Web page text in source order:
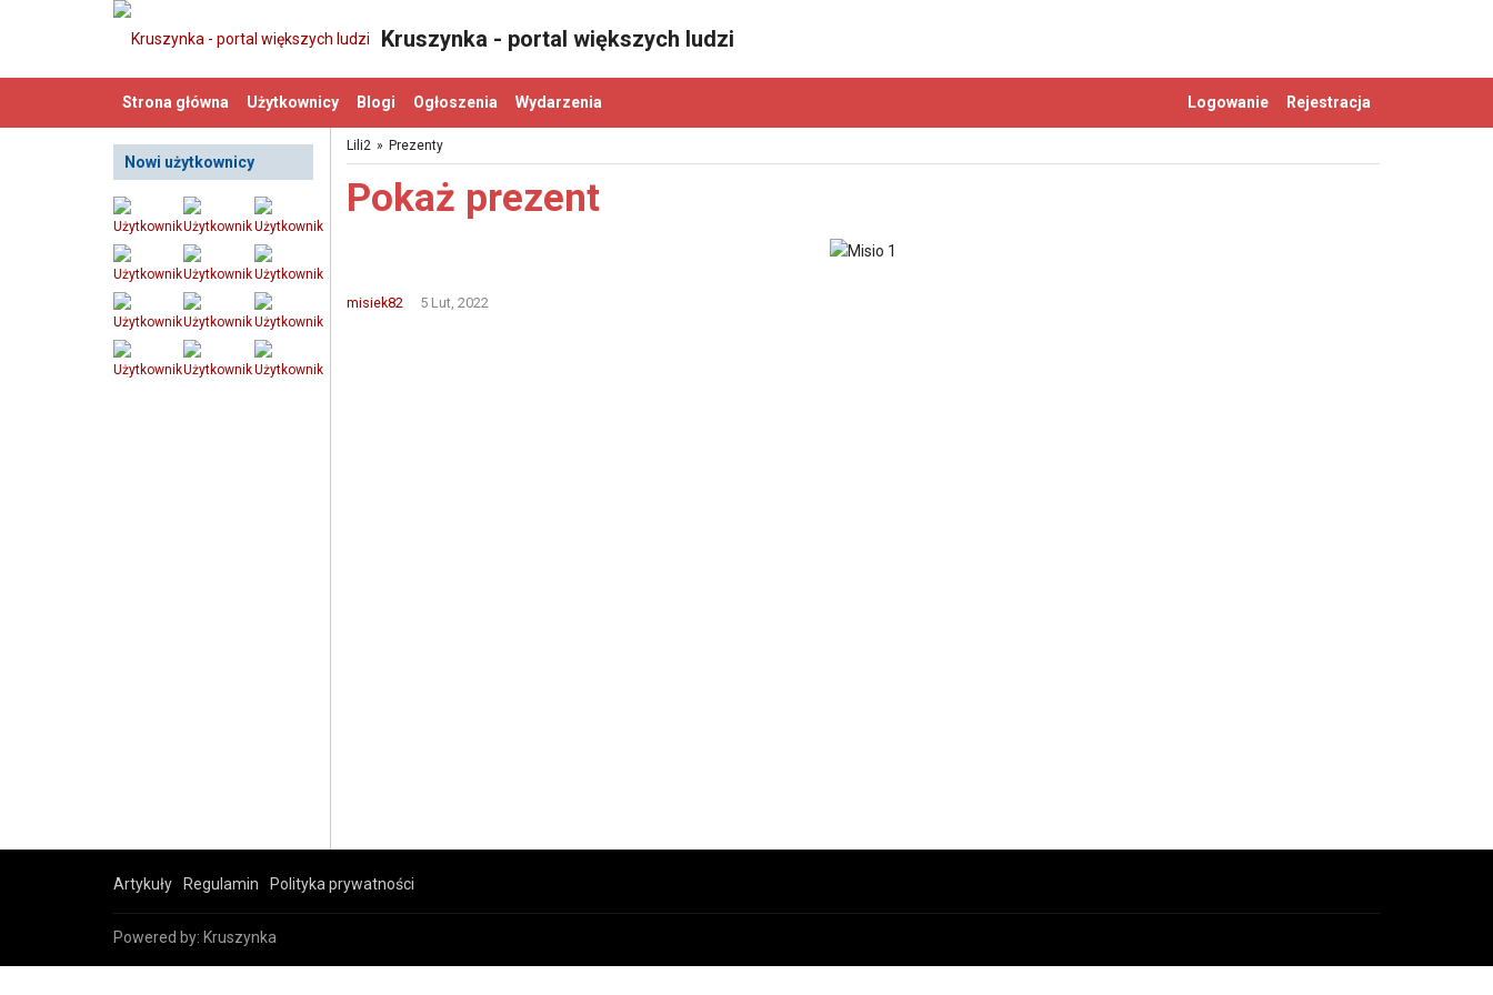
Kruszynka - portal większych ludzi
Rejestracja
Logowanie
Strona główna Użytkownicy Blogi Ogłoszenia Wydarzenia
Nowi użytkownicy
Lili2 » Prezenty
Pokaż prezent
misiek82 5 Lut, 2022
Artykuły Regulamin Polityka prywatności
Powered by: Kruszynka